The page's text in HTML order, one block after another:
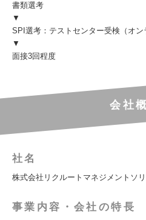
書類選考
▼
SPI選考：テストセンター受検（オン
▼
面接3回程度
会社
社名
株式会社リクルートマネジメントソ
事業内容・会社の特長